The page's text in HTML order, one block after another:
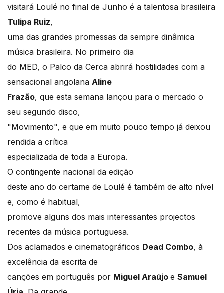
visitará Loulé no final de Junho é a talentosa brasileira
Tulipa Ruiz,
uma das grandes promessas da sempre dinâmica
música brasileira. No primeiro dia
do MED, o Palco da Cerca abrirá hostilidades com a
sensacional angolana Aline
Frazão, que esta semana lançou para o mercado o
seu segundo disco,
"Movimento", e que em muito pouco tempo já deixou
rendida a crítica
especializada de toda a Europa.
O contingente nacional da edição
deste ano do certame de Loulé é também de alto nível
e, como é habitual,
promove alguns dos mais interessantes projectos
recentes da música portuguesa.
Dos aclamados e cinematográficos Dead Combo, à
excelência da escrita de
canções em português por Miguel Araújo e Samuel